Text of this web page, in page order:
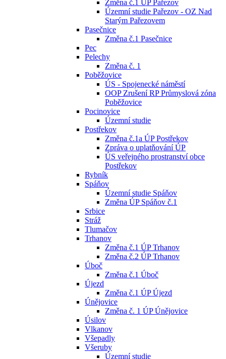
Změna č.1 ÚP Pařezov
Územní studie Pařezov - OZ Nad
Starým Pařezovem
Pasečnice
Změna č.1 Pasečnice
Pec
Pelechy
Změna č. 1
Poběžovice
ÚS - Spojenecké náměstí
OOP Zrušení RP Průmyslová zóna
Poběžovice
Pocinovice
Územní studie
Postřekov
Změna č.1a ÚP Postřekov
Zpráva o uplatňování ÚP
ÚS veřejného prostranství obce
Postřekov
Rybník
Spáňov
Územní studie Spáňov
Změna ÚP Spáňov č.1
Srbice
Stráž
Tlumačov
Trhanov
Změna č.1 ÚP Trhanov
Změna č.2 ÚP Trhanov
Úboč
Změna č.1 Úboč
Újezd
Změna č.1 ÚP Újezd
Únějovice
Změna č. 1 ÚP Únějovice
Úsilov
Vlkanov
Všepadly
Všeruby
Územní studie